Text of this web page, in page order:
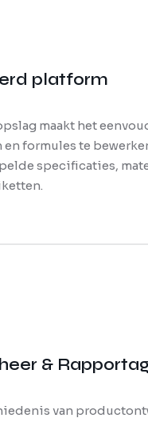
platform
maakt het
formules te
specificaties,
&
van